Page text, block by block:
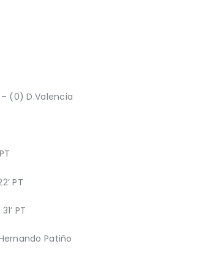
(0) D.Valencia
PT
PT
Patiño